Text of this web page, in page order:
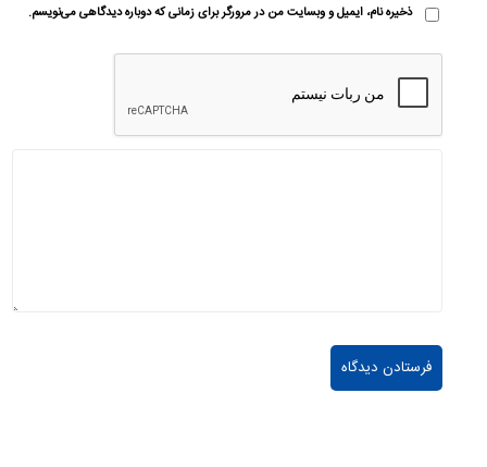
ذخیره نام، ایمیل و وبسایت من در مرورگر برای زمانی که دوباره دیدگاهی می‌نویسم.